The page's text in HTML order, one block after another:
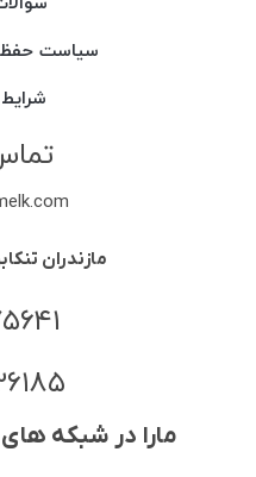
سیاست
مازندران
مارا در شبکه